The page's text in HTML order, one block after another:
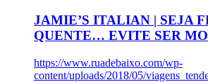
JAMIE’S ITALIAN | SEJA
QUENTE… EVITE SER
https://www.ruadebaixo.com/wp-
content/uploads/2018/05/